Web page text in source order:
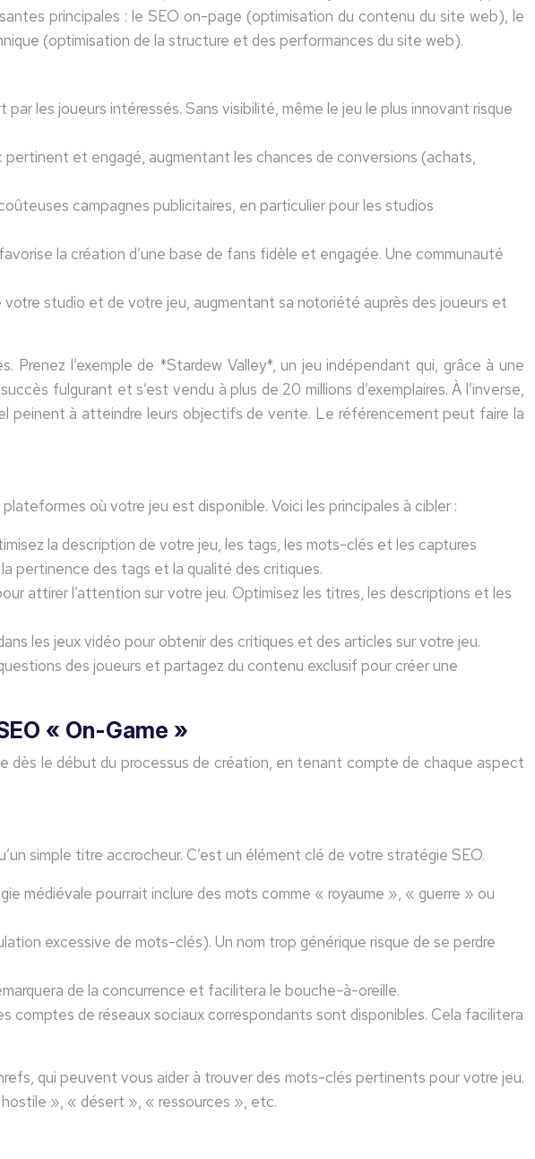
principales : le SEO on-page (optimisation du contenu du site web), le
(optimisation de la structure et des performances du site web).
les joueurs intéressés. Sans visibilité, même le jeu le plus innovant risque
et engagé, augmentant les chances de conversions (achats,
campagnes publicitaires, en particulier pour les studios
la création d’une base de fans fidèle et engagée. Une communauté
studio et de votre jeu, augmentant sa notoriété auprès des joueurs et
l’exemple de *Stardew Valley*, un jeu indépendant qui, grâce à une
fulgurant et s’est vendu à plus de 20 millions d’exemplaires. À l’inverse,
peinent à atteindre leurs objectifs de vente. Le référencement peut faire la
où votre jeu est disponible. Voici les principales à cibler :
la description de votre jeu, les tags, les mots-clés et les captures
pertinence des tags et la qualité des critiques.
attirer l’attention sur votre jeu. Optimisez les titres, les descriptions et les
les jeux vidéo pour obtenir des critiques et des articles sur votre jeu.
des joueurs et partagez du contenu exclusif pour créer une
« On-Game »
dès le début du processus de création, en tenant compte de chaque aspect
simple titre accrocheur. C’est un élément clé de votre stratégie SEO.
médiévale pourrait inclure des mots comme « royaume », « guerre » ou
excessive de mots-clés). Un nom trop générique risque de se perdre
de la concurrence et facilitera le bouche-à-oreille.
comptes de réseaux sociaux correspondants sont disponibles. Cela facilitera
qui peuvent vous aider à trouver des mots-clés pertinents pour votre jeu.
», « désert », « ressources », etc.